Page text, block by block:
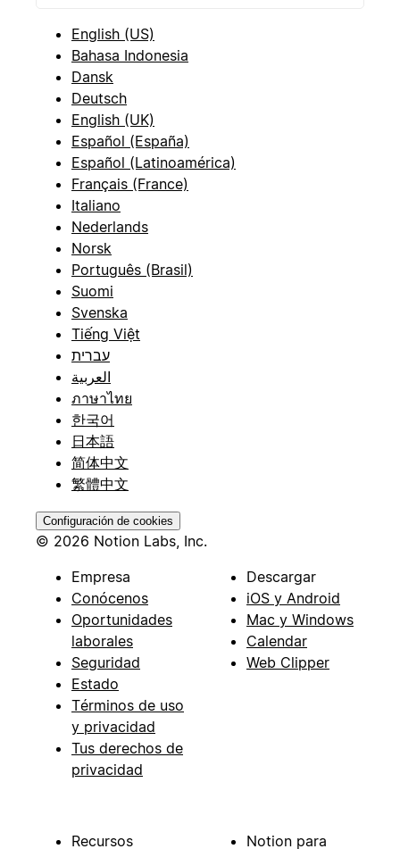
English (US)
Bahasa Indonesia
Dansk
Deutsch
English (UK)
Español (España)
Español (Latinoamérica)
Français (France)
Italiano
Nederlands
Norsk
Português (Brasil)
Suomi
Svenska
Tiếng Việt
עברית
العربية
ภาษาไทย
한국어
日本語
简体中文
繁體中文
Configuración de cookies
© 2026 Notion Labs, Inc.
Empresa
Conócenos
Oportunidades
laborales
Seguridad
Estado
Términos de uso
y privacidad
Tus derechos de
privacidad
Descargar
iOS y Android
Mac y Windows
Calendar
Web Clipper
Recursos Notion para